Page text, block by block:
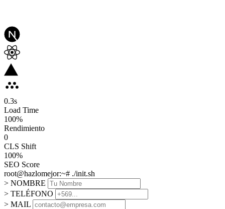
0.3s
Load Time
100%
Rendimiento
0
CLS Shift
100%
SEO Score
root@hazlomejor:~# ./init.sh
> NOMBRE
> TELÉFONO
> MAIL